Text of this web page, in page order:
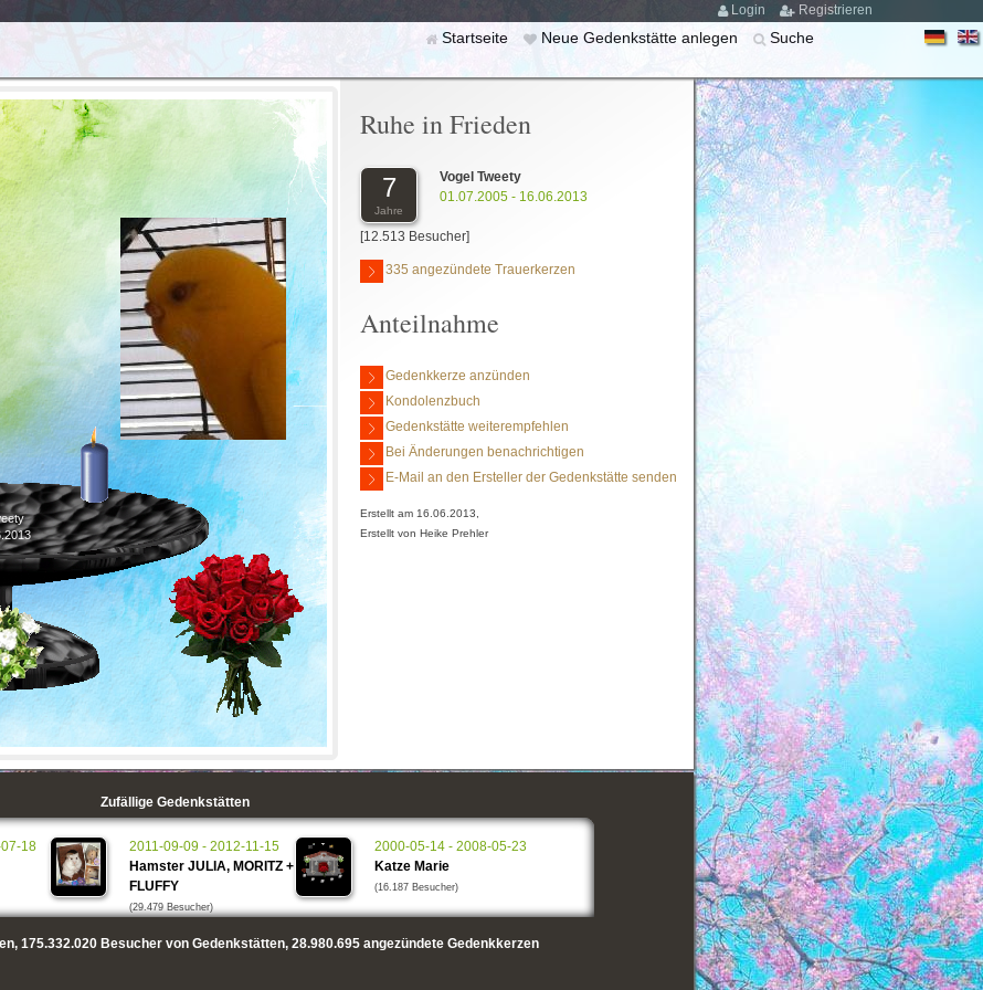
Login Registrieren
Startseite Neue Gedenkstätte anlegen Suche
Ruhe in Frieden
7
Jahre
Vogel Tweety
01.07.2005 - 16.06.2013
[12.513 Besucher]
335 angezündete Trauerkerzen
Anteilnahme
Gedenkkerze anzünden
Kondolenzbuch
Gedenkstätte weiterempfehlen
Bei Änderungen benachrichtigen
E-Mail an den Ersteller der Gedenkstätte senden
Erstellt am 16.06.2013,
Erstellt von Heike Prehler
Zufällige Gedenkstätten
18
2011-09-09 - 2012-11-15
Hamster JULIA, MORITZ +
FLUFFY
(29.479 Besucher)
2000-05-14 - 2008-05-23
Katze Marie
(16.187 Besucher)
175.332.020Besucher von Gedenkstätten, 28.980.695angezündete Gedenkkerzen